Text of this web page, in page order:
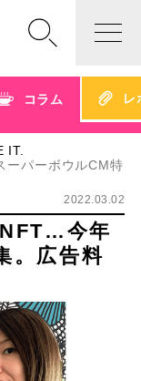
コラム レ
IT.
ーパーボウルCM特
2022.03.02
今年
。広告料